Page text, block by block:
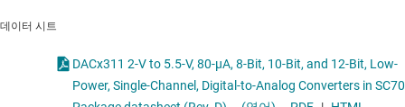
데이터 시트
DACx311 2-V to 5.5-V, 80-µA, 8-Bit, 10-Bit, and 12-Bit, Low-
Power, Single-Channel, Digital-to-Analog Converters in SC70